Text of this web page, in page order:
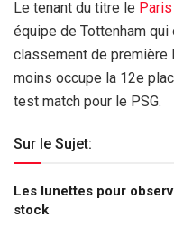
Le tenant du titre le Paris
équipe de Tottenham
classement de première
moins occupe la 12e
test match pour le PSG.
Sur le Sujet:
Les lunettes pour
stock